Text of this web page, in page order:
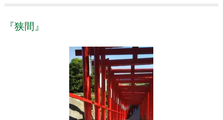
『狭間』